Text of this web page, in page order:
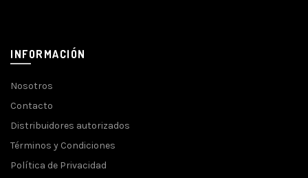
INFORMACIÓN
Nosotros
Contacto
Distribuidores autorizados
Términos y Condiciones
Política de Privacidad